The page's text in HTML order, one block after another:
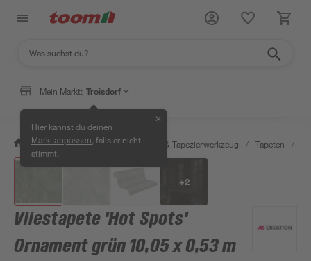
Mein Markt: Troisdorf
Hier kannst du deinen
Markt anpassen , falls er nicht
stimmt.
✕
/ Wohnen & Haushalt / Tapeten & Tapezierwerkzeug / Tapeten /
+2
Vliestapete 'Hot Spots'
Ornament grün 10,05 x 0,53 m